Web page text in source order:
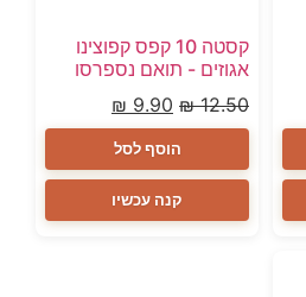
קסטה 10 קפס קפוצינו
אגוזים - תואם נספרסו
₪12.50
₪ 9.90
הוסף לסל
קנה עכשיו